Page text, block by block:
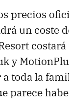
precios
un coste
y
toda la
parece